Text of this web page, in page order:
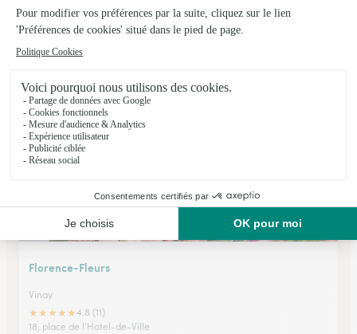
Champs Libres
★★★★★4.6 (56)
Voir la boutique
Florence-Fleurs
Vinay
★★★★★4.8 (11)
18, place de l'Hotel-de-Ville